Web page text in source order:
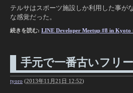
テルサはスポーツ施設しか利用した事が
な感覚だった 。
続きを読む: LINE Developer Meetup #8 in Kyoto
手元で一番古いフリ
tyoro (2013年11月21日 12:52)